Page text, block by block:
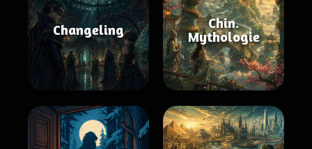
Changeling
Chin.
Mythologie